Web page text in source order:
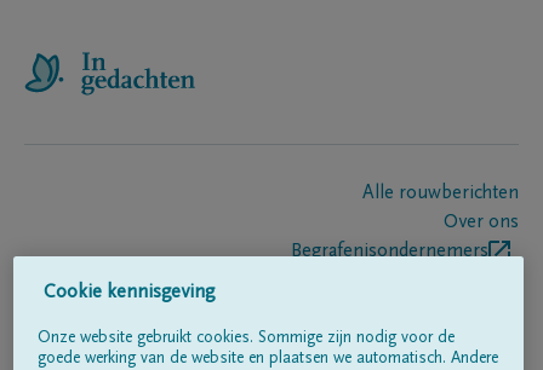
Alle rouwberichten
Over ons
Begrafenisondernemers
Cookie kennisgeving
Onze website gebruikt cookies. Sommige zijn nodig voor de
goede werking van de website en plaatsen we automatisch. Andere